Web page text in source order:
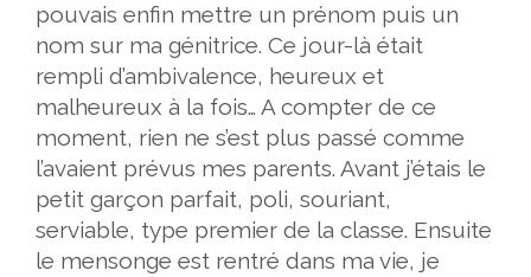
pouvais enfin mettre un prénom puis un
nom sur ma génitrice. Ce jour-là était
rempli d’ambivalence, heureux et
malheureux à la fois… A compter de ce
moment, rien ne s’est plus passé comme
l’avaient prévus mes parents. Avant j’étais le
petit garçon parfait, poli, souriant,
serviable, type premier de la classe. Ensuite
le mensonge est rentré dans ma vie, je